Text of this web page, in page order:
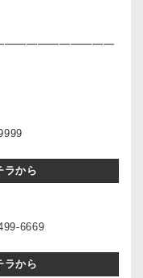
ラから
6669
ラから